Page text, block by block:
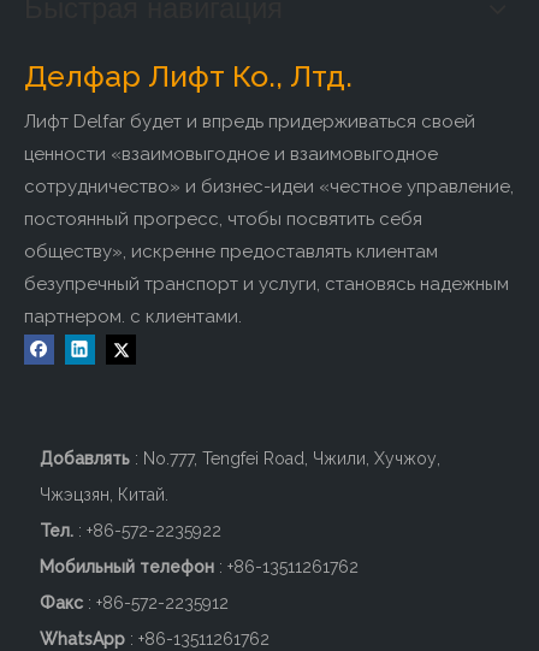
специализированным лифтовым предприятием, которое
проектирует, производит и обрабатывает лифты и
детали.Компания основана в 2011 году, с превосходными
технологическими преимуществами и использованием
технологий производства лифтов. Мы можем
проектировать и производить различные типы лифтов,
пассажирский лифт, обзорный лифт, лифт-кровать. ,
Грузовой лифт, Автомобильный лифт, Кухонный лифт,
пользователей и уровней, компания создала единую
преобразование, ремонт и техническое обслуживание и т.
д. От проектирования до производства, от от установки до
технического обслуживания, мы стремимся удовлетворить
индивидуальные требования клиентов.
Делфар Лифт Ко., Лтд.
Лифт Delfar будет и впредь придерживаться своей
ценности «взаимовыгодное и взаимовыгодное
сотрудничество» и бизнес-идеи «честное управление,
постоянный прогресс, чтобы посвятить себя
обществу», искренне предоставлять клиентам
безупречный транспорт и услуги, становясь надежным
партнером. с клиентами.
Добавлять : No.777, Tengfei Road, Чжили, Хучжоу,
Чжэцзян, Китай.
Тел. : +86-572-2235922
Мобильный телефон : +86-13511261762
Факс : +86-572-2235912
WhatsApp : +86-13511261762